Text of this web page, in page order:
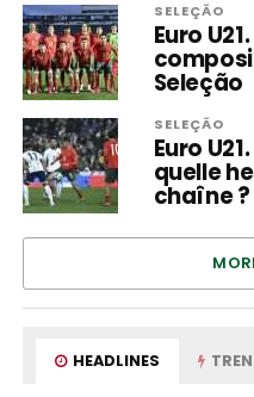
SELEÇÃO
Euro
Seleção
SELEÇÃO
Euro
quelle
chaîne ?
HEADLINES